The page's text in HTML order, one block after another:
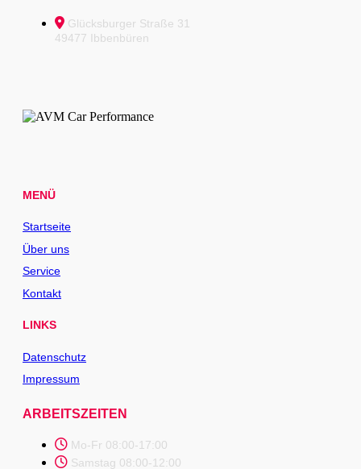
Glücksburger Straße 31
49477 Ibbenbüren
MENÜ
Startseite
Über uns
Service
Kontakt
LINKS
Datenschutz
Impressum
ARBEITSZEITEN
Mo-Fr 08:00-17:00
Samstag 08:00-12:00